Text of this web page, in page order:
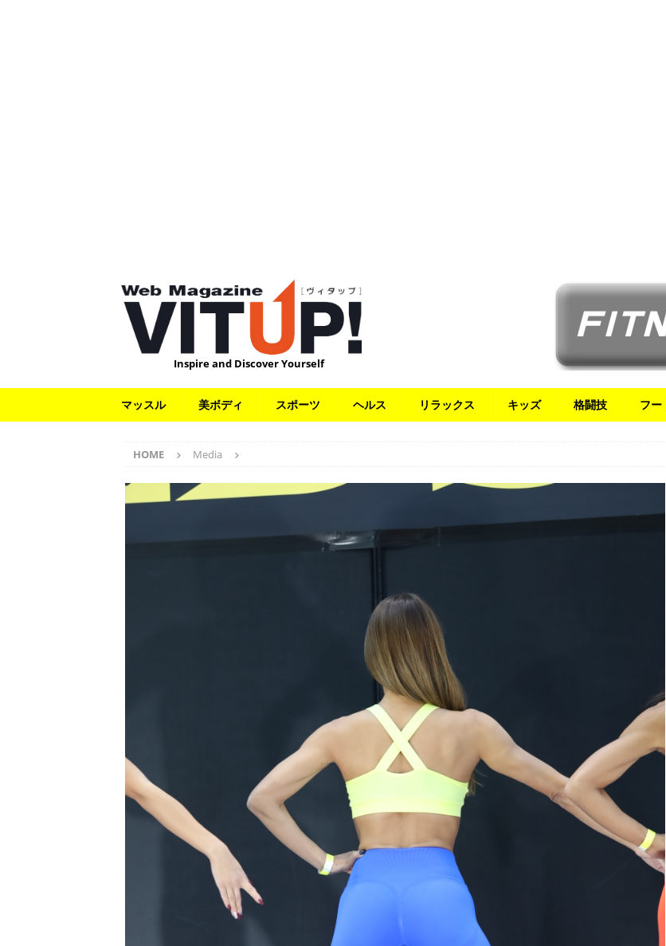
Inspire and Discover Yourself
マッスル 美ボディ スポーツ ヘルス リラックス キッズ 格闘技 フー
HOME Media